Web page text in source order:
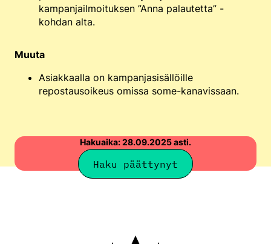
kampanjailmoituksen ”Anna palautetta” -
kohdan alta.
Muuta
Asiakkaalla on kampanjasisällöille
repostausoikeus omissa some-kanavissaan.
Hakuaika: 28.09.2025 asti.
Haku päättynyt